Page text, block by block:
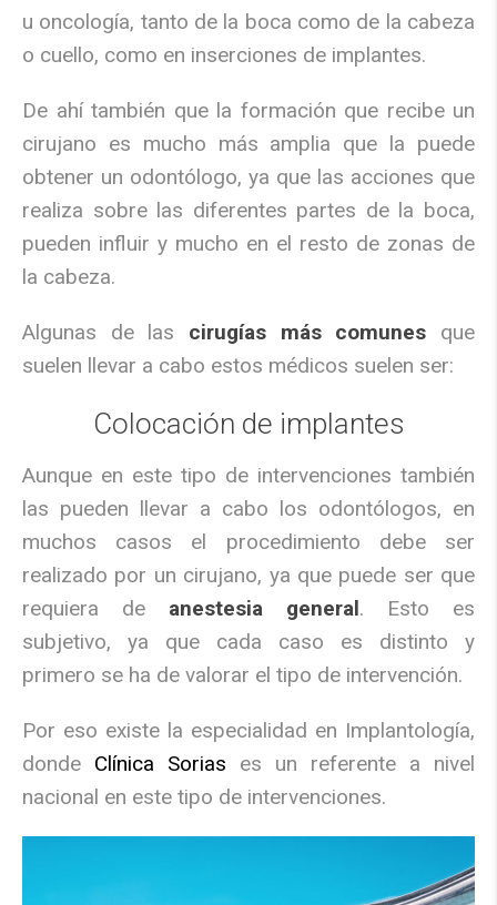
u oncología, tanto de la boca como de la cabeza
o cuello, como en inserciones de implantes.
De ahí también que la formación que recibe un
cirujano es mucho más amplia que la puede
obtener un odontólogo, ya que las acciones que
realiza sobre las diferentes partes de la boca,
pueden influir y mucho en el resto de zonas de
la cabeza.
Algunas de las cirugías más comunes que
suelen llevar a cabo estos médicos suelen ser:
Colocación de implantes
Aunque en este tipo de intervenciones también
las pueden llevar a cabo los odontólogos, en
muchos casos el procedimiento debe ser
realizado por un cirujano, ya que puede ser que
requiera de anestesia general. Esto es
subjetivo, ya que cada caso es distinto y
primero se ha de valorar el tipo de intervención.
Por eso existe la especialidad en Implantología,
donde Clínica Sorias es un referente a nivel
nacional en este tipo de intervenciones.